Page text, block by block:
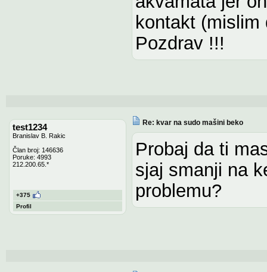
kontakt (mislim
Pozdrav !!!
test1234
Branislav B. Rakic
Član broj: 146636
Poruke: 4993
212.200.65.*
+375
Profil
Re: kvar na sudo mašini beko
Probaj da ti
sjaj smanji na
problemu?